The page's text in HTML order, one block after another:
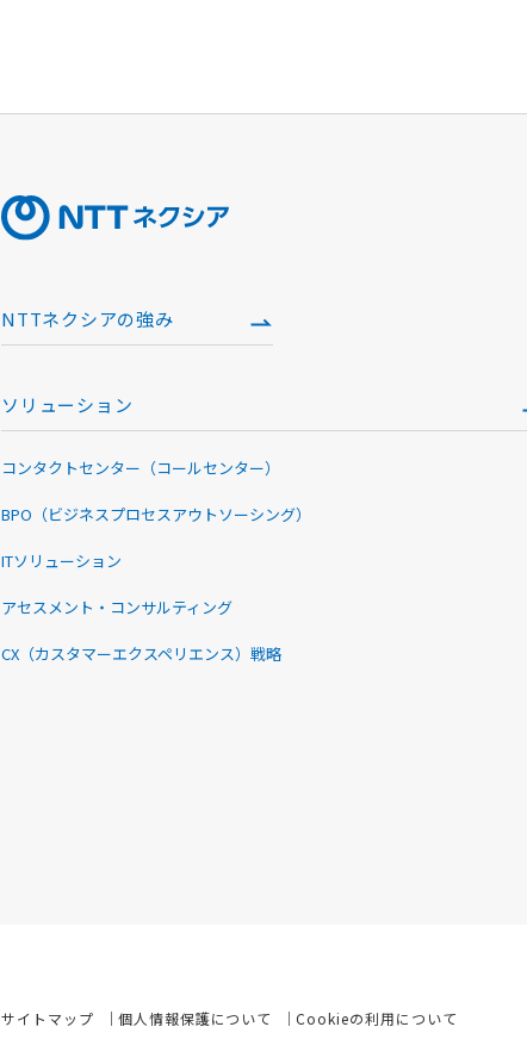
NTTネクシアの強み
ソリューション
コンタクトセンター（コールセンター）
BPO（ビジネスプロセスアウトソーシング）
ITソリューション
アセスメント・コンサルティング
CX（カスタマーエクスペリエンス）戦略
サイトマップ 個人情報保護について Cookieの利用について